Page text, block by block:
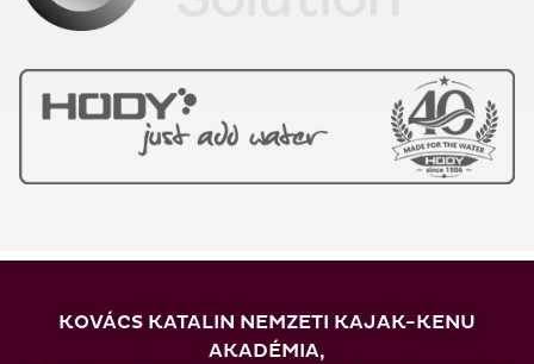
KOVÁCS KATALIN NEMZETI KAJAK-KENU
AKADÉMIA,